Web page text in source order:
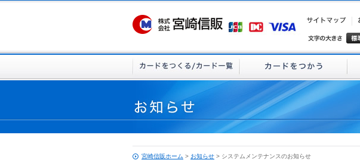
宮崎信販ホーム > お知らせ > システムメンテナンスのお知らせ